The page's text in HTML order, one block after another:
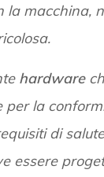
la macchina,
hardware
per la
di
essere